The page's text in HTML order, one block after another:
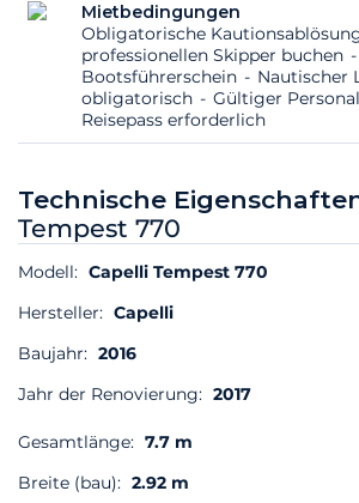
Mietbedingungen
Obligatorische
professionellen Skipper buchen
Bootsführerschein
Nautischer
obligatorisch
Gültiger
Reisepass erforderlich
Technische
Tempest 770
Modell: Capelli Tempest 770
Hersteller: Capelli
Baujahr: 2016
Jahr der Renovierung: 2017
Gesamtlänge: 7.7 m
Breite (bau): 2.92 m